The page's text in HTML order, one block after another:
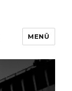
MENÜ